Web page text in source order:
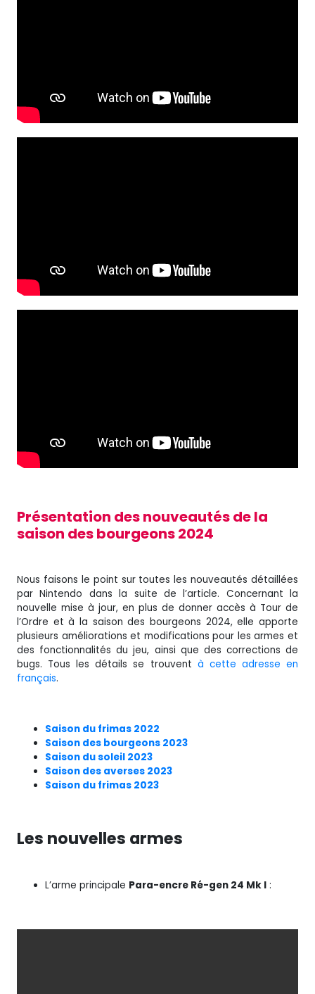
Présentation des nouveautés de la
saison des bourgeons 2024
Nous faisons le point sur toutes les nouveautés détaillées
par Nintendo dans la suite de l’article. Concernant la
nouvelle mise à jour, en plus de donner accès à Tour de
l’Ordre et à la saison des bourgeons 2024, elle apporte
plusieurs améliorations et modifications pour les armes et
des fonctionnalités du jeu, ainsi que des corrections de
bugs. Tous les détails se trouvent à cette adresse en
français.
Saison du frimas 2022
Saison des bourgeons 2023
Saison du soleil 2023
Saison des averses 2023
Saison du frimas 2023
Les nouvelles armes
L’arme principale Para-encre Ré-gen 24 Mk I :